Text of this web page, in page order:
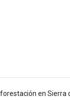
en Sierra